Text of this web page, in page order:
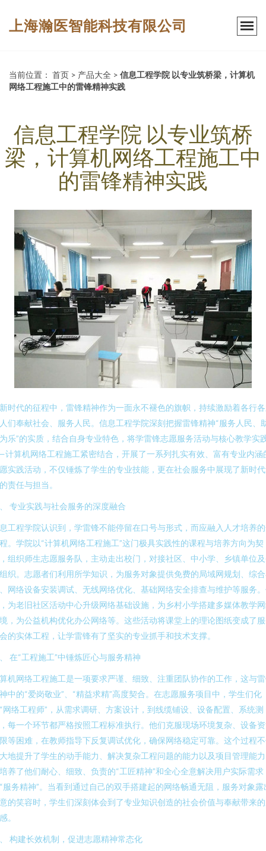
上海瀚医智能科技有限公司
当前位置： 首页 > 产品大全 > 信息工程学院 以专业筑桥梁，计算机
网络工程施工中的雷锋精神实践
信息工程学院 以专业筑桥
梁，计算机网络工程施工中
的雷锋精神实践
时代的征程中，雷锋精神作为一面永不褪色的旗帜，持续激励着各行
们奉献社会、服务人民。信息工程学院深刻把握雷锋精神“服务人民、
乐”的实质，结合自身专业特色，将学雷锋志愿服务活动与核心教学实
算机网络工程施工紧密结合，开展了一系列扎实有效、富有专业内涵
实践活动，不仅锤炼了学生的专业技能，更在社会服务中展现了新时
责任与担当。
专业实践与社会服务的深度融合
工程学院认识到，学雷锋不能停留在口号与形式，而应融入人才培养
。学院以“计算机网络工程施工”这门极具实践性的课程与培养方向为契
组织师生志愿服务队，主动走出校门，对接社区、中小学、乡镇单位
织。志愿者们利用所学知识，为服务对象提供免费的局域网规划、综
网络设备安装调试、无线网络优化、基础网络安全排查与维护等服务
为老旧社区活动中心升级网络基础设施，为乡村小学搭建多媒体教学
，为公益机构优化办公网络等。这些活动将课堂上的理论图纸变成了
的实体工程，让学雷锋有了坚实的专业抓手和技术支撑。
在“工程施工”中锤炼匠心与服务精神
机网络工程施工是一项要求严谨、细致、注重团队协作的工作，这与
中的“爱岗敬业”、“精益求精”高度契合。在志愿服务项目中，学生们化
网络工程师”，从需求调研、方案设计，到线缆铺设、设备配置、系统测
每一个环节都严格按照工程标准执行。他们克服现场环境复杂、设备
等困难，在教师指导下反复调试优化，确保网络稳定可靠。这个过程
地提升了学生的动手能力、解决复杂工程问题的能力以及项目管理能
养了他们耐心、细致、负责的“工匠精神”和全心全意解决用户实际需求
服务精神”。当看到通过自己的双手搭建起的网络畅通无阻，服务对象露
的笑容时，学生们深刻体会到了专业知识创造的社会价值与奉献带来
。
构建长效机制，促进志愿精神常态化